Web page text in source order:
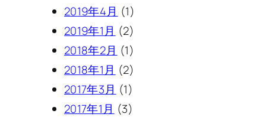
2019年4月 (1)
2019年1月 (2)
2018年2月 (1)
2018年1月 (2)
2017年3月 (1)
2017年1月 (3)